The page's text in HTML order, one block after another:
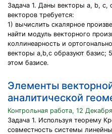
Задача 1. Даны векторы a, b, c,
векторов требуется:
1) вычислить скалярное
найти модуль векторного
коллинеарность и
векторы a,b,c образуют базис;
этом базисе.
Элементы
аналитической
Контрольная работа, 12
Задача 1. Используя теорему
совместность системы